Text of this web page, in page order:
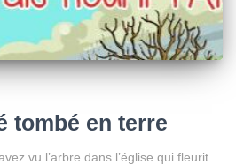
tombé en terre
vu l’arbre dans l’église qui fleurit